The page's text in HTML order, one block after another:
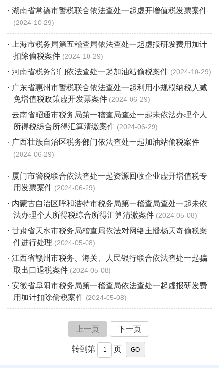
· 湖南省常德市警税联合依法查处一起虚开增值税发票案件
2024-10-29
· 上海市税务局第五稽查局依法查处一起虚报研发费用加计
扣除偷税案件 2024-10-29
· 河南省税务部门依法查处一起加油站偷税案件 2024-10-29
· 广东省惠州市警税联合依法查处一起利用小规模纳税人减
免增值税政策虚开发票案件 2024-06-29
· 云南省昭通市税务局第一稽查局查处一起未依法办理个人
所得税综合所得汇算清缴案件 2024-06-29
· 广西壮族自治区税务部门依法查处一起加油站偷税案件
2024-06-29
· 厦门市警税联合依法查处一起资源回收企业虚开增值税专
用发票案件 2024-06-29
· 内蒙古自治区呼和浩特市税务局第一稽查局查处一起未依
法办理个人所得税综合所得汇算清缴案件 2024-05-08
· 甘肃省天水市税务局稽查局依法对网络主播杨天奇偷税案
件进行处理
2024-05-08
· 江西省赣州市税务、海关、人民银行联合依法查处一起骗
取出口退税案件 2024-05-08
· 安徽省阜阳市税务局第一稽查局依法查处一起虚报研发费
用加计扣除偷税案件 2024-05-08
上一页 下一页
转到第 页